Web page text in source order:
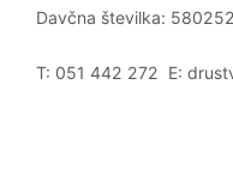
Davčna številka:
T: 051 442 272 E: